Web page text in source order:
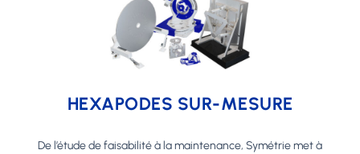
HEXAPODES SUR-MESURE
De l’étude de faisabilité à la maintenance, Symétrie met à